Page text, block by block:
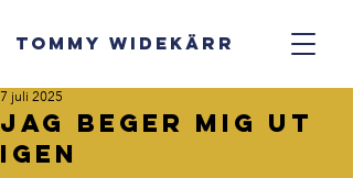
TOMMY WIDEKÄRR
Jag beger mig ut
igen
7 juli 2025